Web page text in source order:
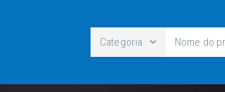
Categoria